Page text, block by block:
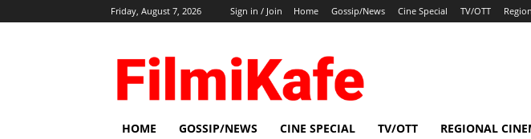
Friday, August 7, 2026 Sign in / Join Home Gossip/News Cine Special TV/OTT
HOME GOSSIP/NEWS CINE SPECIAL TV/OTT REGIONAL